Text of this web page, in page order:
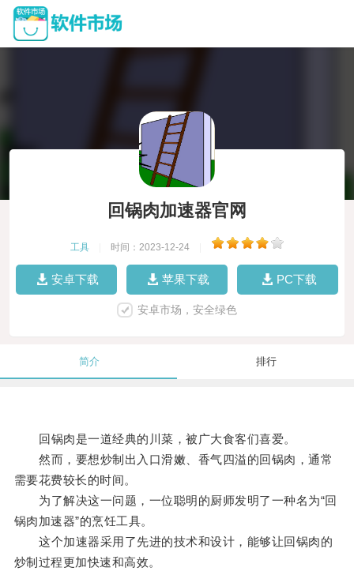
回锅肉加速器官网
工具 时间：2023-12-24
安卓下载 苹果下载 PC下载
安卓市场，安全绿色
简介 排行
回锅肉是一道经典的川菜，被广大食客们喜爱。
然而，要想炒制出入口滑嫩、香气四溢的回锅肉，通常
需要花费较长的时间。
为了解决这一问题，一位聪明的厨师发明了一种名为“回
锅肉加速器”的烹饪工具。
这个加速器采用了先进的技术和设计，能够让回锅肉的
炒制过程更加快速和高效。